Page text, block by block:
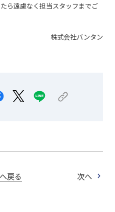
ら遠慮なく担当スタッフまでご
株式会社バンタン
戻る 次へ